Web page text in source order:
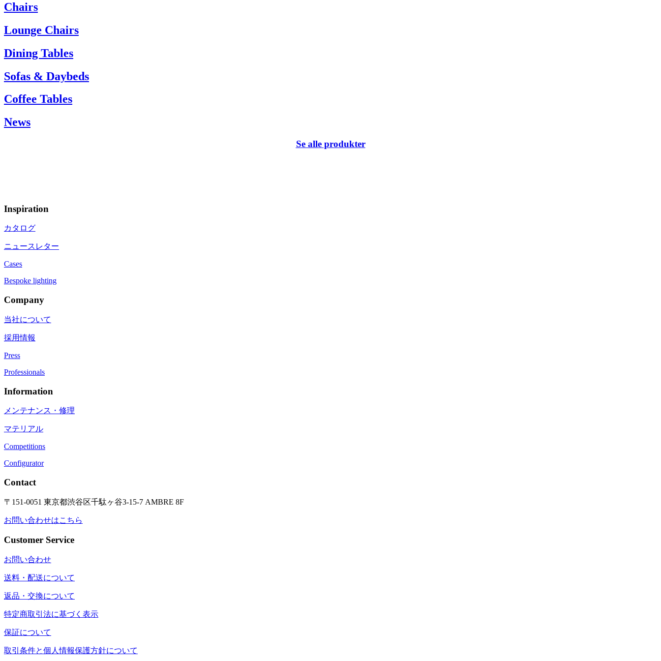
info@carlhansen.dk
Chairs
Lounge Chairs
Dining Tables
Sofas & Daybeds
Coffee Tables
News
Se alle produkter
Inspiration
カタログ
ニュースレター
Cases
Bespoke lighting
Company
当社について
採用情報
Press
Professionals
Information
メンテナンス・修理
マテリアル
Competitions
Configurator
Contact
〒151-0051 東京都渋谷区千駄ヶ谷3-15-7 AMBRE 8F
お問い合わせはこちら
Customer Service
お問い合わせ
送料・配送について
返品・交換について
特定商取引法に基づく表示
保証について
取引条件と個人情報保護方針について